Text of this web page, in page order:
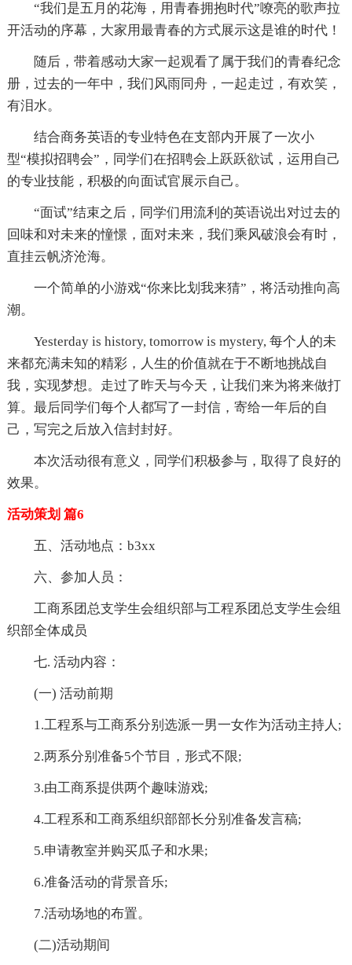
“我们是五月的花海，用青春拥抱时代”嘹亮的歌声拉
开活动的序幕，大家用最青春的方式展示这是谁的时代！
随后，带着感动大家一起观看了属于我们的青春纪念
册，过去的一年中，我们风雨同舟，一起走过，有欢笑，
有泪水。
结合商务英语的专业特色在支部内开展了一次小
型“模拟招聘会”，同学们在招聘会上跃跃欲试，运用自己
的专业技能，积极的向面试官展示自己。
“面试”结束之后，同学们用流利的英语说出对过去的
回味和对未来的憧憬，面对未来，我们乘风破浪会有时，
直挂云帆济沧海。
一个简单的小游戏“你来比划我来猜”，将活动推向高
潮。
Yesterday is history, tomorrow is mystery, 每个人的未
来都充满未知的精彩，人生的价值就在于不断地挑战自
我，实现梦想。走过了昨天与今天，让我们来为将来做打
算。最后同学们每个人都写了一封信，寄给一年后的自
己，写完之后放入信封封好。
本次活动很有意义，同学们积极参与，取得了良好的
效果。
活动策划 篇6
五、活动地点：b3xx
六、参加人员：
工商系团总支学生会组织部与工程系团总支学生会组
织部全体成员
七. 活动内容：
(一) 活动前期
1.工程系与工商系分别选派一男一女作为活动主持人;
2.两系分别准备5个节目，形式不限;
3.由工商系提供两个趣味游戏;
4.工程系和工商系组织部部长分别准备发言稿;
5.申请教室并购买瓜子和水果;
6.准备活动的背景音乐;
7.活动场地的布置。
(二)活动期间